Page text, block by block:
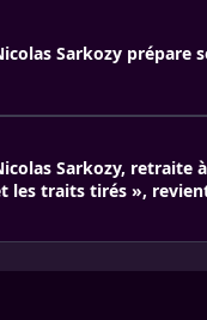
Sarkozy prépare
Sarkozy, retraite
les traits tirés »,